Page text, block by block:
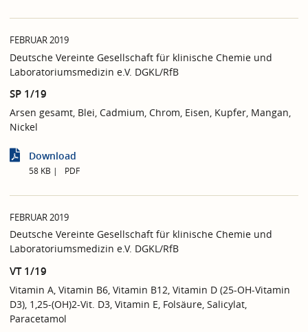
FEBRUAR 2019
Deutsche Vereinte Gesellschaft für klinische Chemie und
Laboratoriumsmedizin e.V. DGKL/RfB
SP 1/19
Arsen gesamt, Blei, Cadmium, Chrom, Eisen, Kupfer, Mangan,
Nickel
Download
58 KB PDF
FEBRUAR 2019
Deutsche Vereinte Gesellschaft für klinische Chemie und
Laboratoriumsmedizin e.V. DGKL/RfB
VT 1/19
Vitamin A, Vitamin B6, Vitamin B12, Vitamin D (25-OH-Vitamin
D3), 1,25-(OH)2-Vit. D3, Vitamin E, Folsäure, Salicylat,
Paracetamol